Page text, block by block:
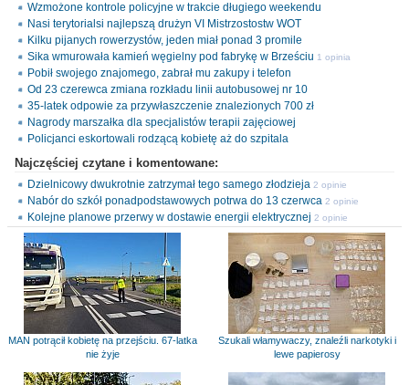
Wzmożone kontrole policyjne w trakcie długiego weekendu
Nasi terytorialsi najlepszą drużyn VI Mistrzostostw WOT
Kilku pijanych rowerzystów, jeden miał ponad 3 promile
Sika wmurowała kamień węgielny pod fabrykę w Brześciu 1 opinia
Pobił swojego znajomego, zabrał mu zakupy i telefon
Od 23 czerewca zmiana rozkładu linii autobusowej nr 10
35-latek odpowie za przywłaszczenie znalezionych 700 zł
Nagrody marszałka dla specjalistów terapii zajęciowej
Policjanci eskortowali rodzącą kobietę aż do szpitala
Najczęściej czytane i komentowane:
Dzielnicowy dwukrotnie zatrzymał tego samego złodzieja 2 opinie
Nabór do szkół ponadpodstawowych potrwa do 13 czerwca 2 opinie
Kolejne planowe przerwy w dostawie energii elektrycznej 2 opinie
MAN potrącił kobietę na przejściu. 67-latka
nie żyje
Szukali włamywaczy, znaleźli narkotyki i
lewe papierosy